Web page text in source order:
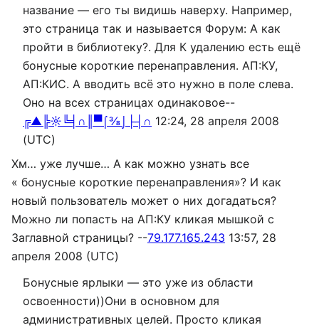
название — его ты видишь наверху. Например,
это страница так и называется Форум: А как
пройти в библиотеку?. Для К удалению есть ещё
бонусные короткие перенаправления. АП:КУ,
АП:КИС. А вводить всё это нужно в поле слева.
Оно на всех страницах одинаковое--
╔▲╠☼╚╡∩║▀⌠⅜⌡├┤∩ 12:24, 28 апреля 2008
(UTC)
Хм… уже лучше… А как можно узнать все
« бонусные короткие перенаправления»? И как
новый пользователь может о них догадаться?
Можно ли попасть на АП:КУ кликая мышкой с
Заглавной страницы? --79.177.165.243 13:57, 28
апреля 2008 (UTC)
Бонусные ярлыки — это уже из области
освоенности))Они в основном для
административных целей. Просто кликая